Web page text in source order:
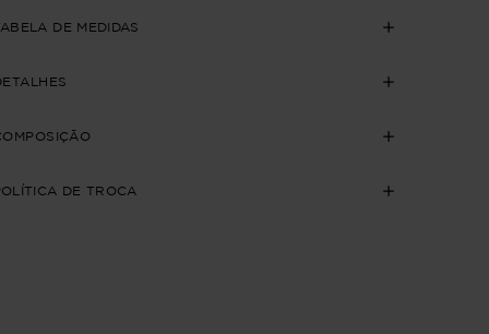
DE MEDIDAS
DE TROCA